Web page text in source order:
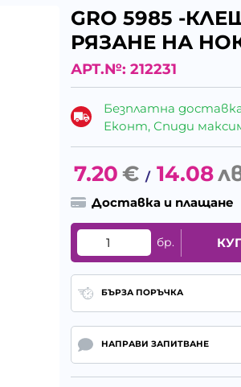
GRO 5985 -
РЯЗАНЕ НА
АРТ.№: 212231
Безплатна
Еконт, Спиди
7.20€ / 14.08
Доставка и плащане
бр.
БЪРЗА ПОРЪЧКА
НАПРАВИ ЗАПИТВАНЕ